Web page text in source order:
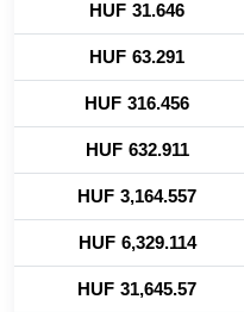
31.646 HUF
63.291 HUF
316.456 HUF
632.911 HUF
3,164.557 HUF
6,329.114 HUF
31,645.57 HUF